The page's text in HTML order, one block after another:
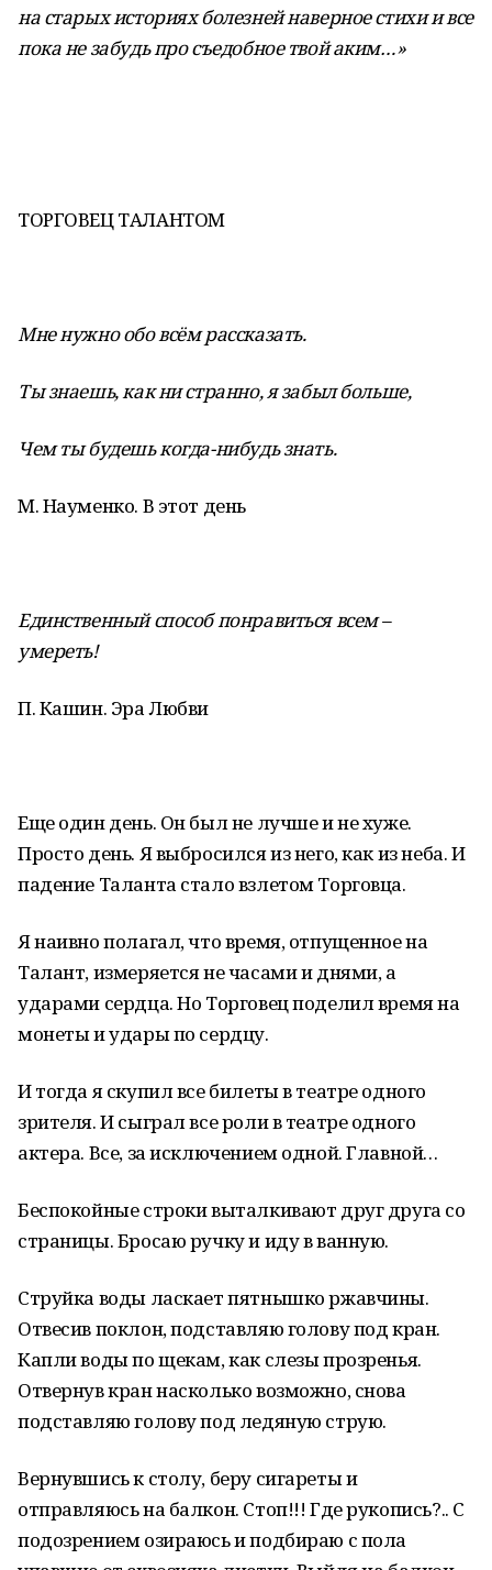
на старых историях болезней наверное стихи и все
пока не забудь про съедобное твой аким…»
ТОРГОВЕЦ ТАЛАНТОМ
Мне нужно обо всём рассказать.
Ты знаешь, как ни странно, я забыл больше,
Чем ты будешь когда-нибудь знать.
М. Науменко. В этот день
Единственный способ понравиться всем –
умереть!
П. Кашин. Эра Любви
Еще один день. Он был не лучше и не хуже.
Просто день. Я выбросился из него, как из неба. И
падение Таланта стало взлетом Торговца.
Я наивно полагал, что время, отпущенное на
Талант, измеряется не часами и днями, а
ударами сердца. Но Торговец поделил время на
монеты и удары по сердцу.
И тогда я скупил все билеты в театре одного
зрителя. И сыграл все роли в театре одного
актера. Все, за исключением одной. Главной…
Беспокойные строки выталкивают друг друга со
страницы. Бросаю ручку и иду в ванную.
Струйка воды ласкает пятнышко ржавчины.
Отвесив поклон, подставляю голову под кран.
Капли воды по щекам, как слезы прозренья.
Отвернув кран насколько возможно, снова
подставляю голову под ледяную струю.
Вернувшись к столу, беру сигареты и
отправляюсь на балкон. Стоп!!! Где рукопись?.. С
подозрением озираюсь и подбираю с пола